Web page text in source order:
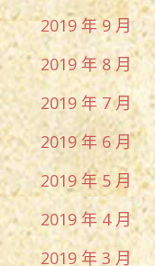
2019 年 9 月
2019 年 8 月
2019 年 7 月
2019 年 6 月
2019 年 5 月
2019 年 4 月
2019 年 3 月